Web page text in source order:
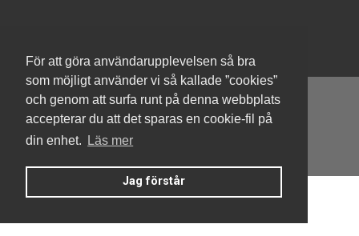
För att göra användarupplevelsen så bra
som möjligt använder vi så kallade ”cookies”
och genom att surfa runt på denna webbplats
accepterar du att det sparas en cookie-fil på
din enhet.
Läs mer
Jag förstår
Denna hemsida är byggd med Smart Brf ®